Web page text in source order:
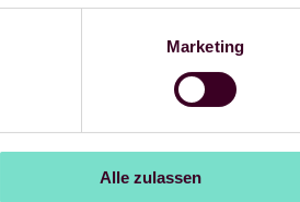
Marketing
Alle zulassen